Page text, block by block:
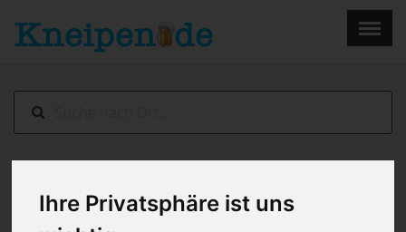
Ihre Privatsphäre ist uns
Restaurant
Menu ×
Impressum